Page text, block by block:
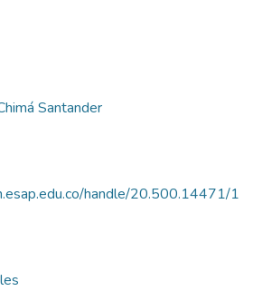
Santander
handle/20.500.14471/1